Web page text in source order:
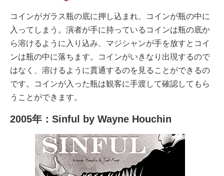
コインがガラス瓶の底に押し込まれ、コインが瓶の中に
入ってしまう。演者が手に持っているコインは瓶の底か
ら溶けるように入り込み、マジシャンが手を放すとコイ
ンは瓶の中に落ちます。コインがいきなり出現するので
はなく、溶けるように貫通するのを見ることができるの
です。コインが入った瓶は観客に手渡して確認してもら
うことができます。
2005年：Sinful by Wayne Houchin